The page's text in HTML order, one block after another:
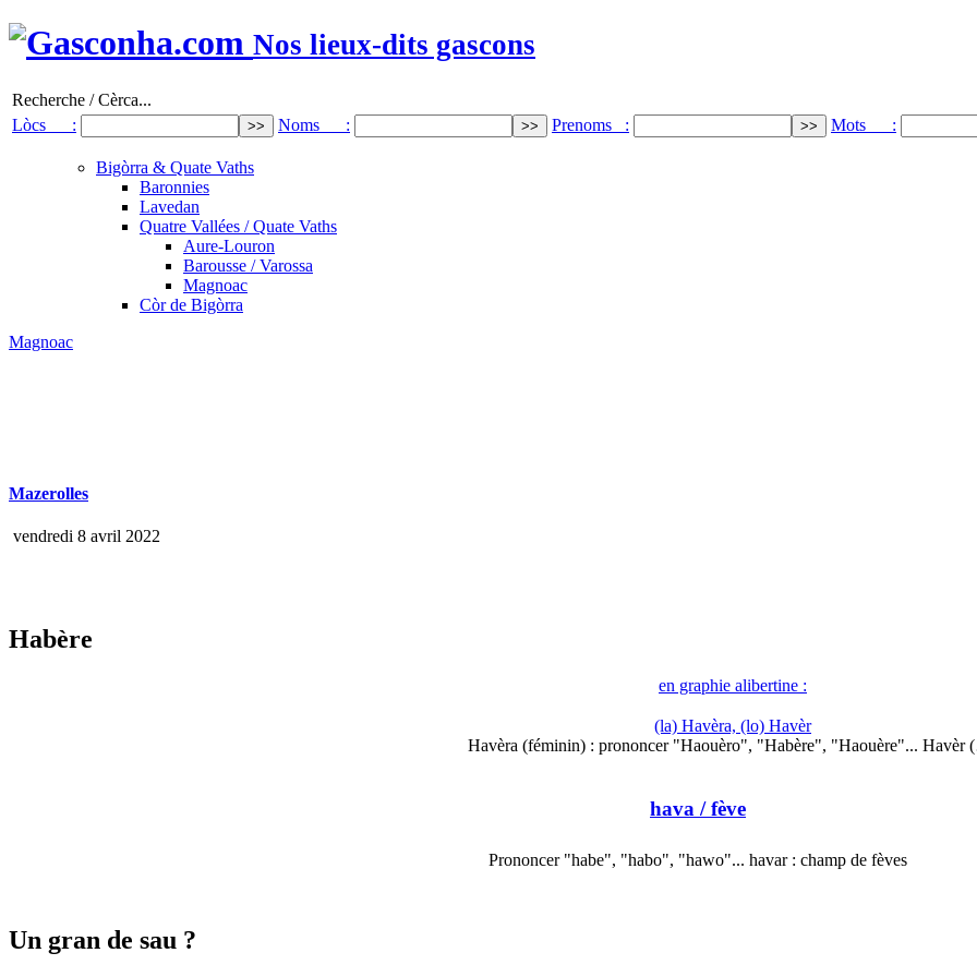
Nos lieux-dits gascons
Recherche / Cèrca...
Lòcs :
Noms : Prenoms : Mots :
Bigòrra & Quate Vaths
Baronnies
Lavedan
Quatre Vallées / Quate Vaths
Aure-Louron
Barousse / Varossa
Magnoac
Còr de Bigòrra
Magnoac
Mazerolles
vendredi 8 avril 2022
Habère
en graphie alibertine :
(la) Havèra, (lo) Havèr
Havèra (féminin) : prononcer "Haouèro", "Habère", "Haouère"... Havèr
hava / fève
Prononcer "habe", "habo", "hawo"... havar : champ de fèves
Un gran de sau ?